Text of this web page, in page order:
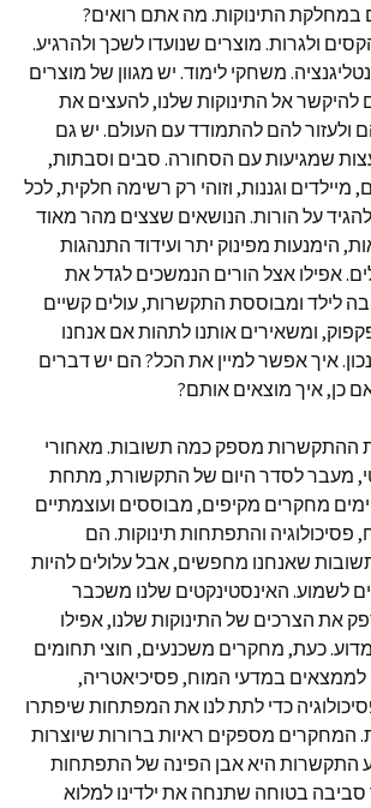
התינוקות. מה אתם רואים?
ולגרות. מוצרים שנועדו לשכך ולהרגיע.
משחקי לימוד. יש מגוון של מוצרים
להיקשר אל התינוקות שלנו, להעצים את
ולעזור להם להתמודד עם העולם. יש גם
שמגיעות עם הסחורה. סבים וסבתות,
מיילדים וגננות, וזוהי רק רשימה חלקית, לכל
על הורות. הנושאים שצצים מהר מאוד
הימנעות מפינוק יתר ועידוד התנהגות
אפילו אצל הורים הנמשכים לגדל את
לילד ומבוססת התקשרות, עולים קשיים
ומשאירים אותנו לתהות אם אנחנו
איך אפשר למיין את הכל? הם יש דברים
אם כן, איך מוצאים אותם?
ההתקשרות מספק כמה תשובות. מאחורי
מעבר לסדר היום של התקשורת, מתחת
מחקרים מקיפים, מבוססים ועוצמתיים
פסיכולוגיה והתפתחות תינוקות. הם
שאנחנו מחפשים, אבל עלולים להיות
לשמוע. האינסטינקטים שלנו משכבר
את הצרכים של התינוקות שלנו, אפילו
כעת, מחקרים משכנעים, חוצי תחומים
לממצאים במדעי המוח, פסיכיאטריה,
כדי לתת לנו את המפתחות שיפתרו
המחקרים מספקים ראיות ברורות שיוצרות
התקשרות היא אבן הפינה של התפתחות
סביבה בטוחה שתנחה את ילדינו למלוא